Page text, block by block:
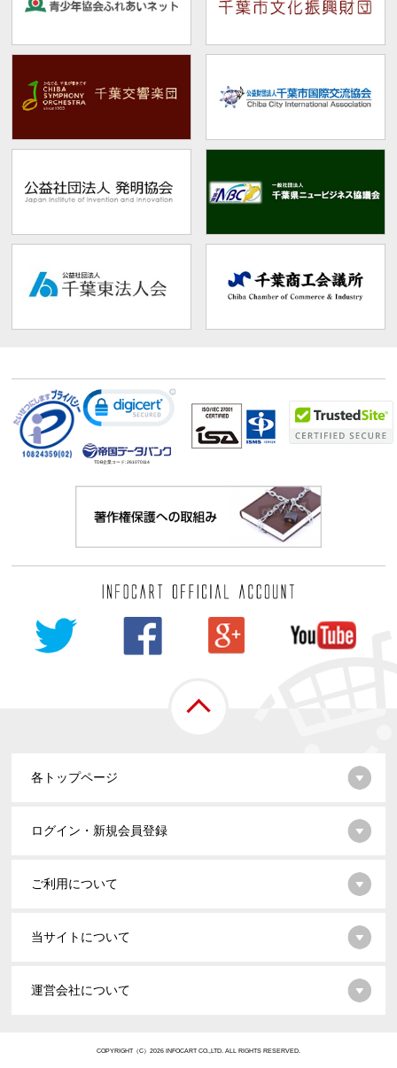
TDB企業コード:261070114
各トップページ
ログイン・新規会員登録
ご利用について
当サイトについて
運営会社について
COPYRIGHT（C）2026 INFOCART CO.,LTD. ALL RIGHTS RESERVED.